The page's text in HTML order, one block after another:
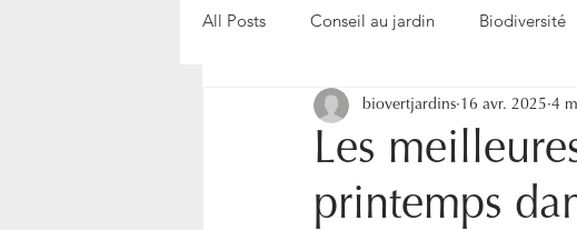
All Posts Conseil au jardin Biodiversité
Arrosage au jardin écologie
Taille au jardin
Les
printemps
biovertjardins 16 avr. 2025 4